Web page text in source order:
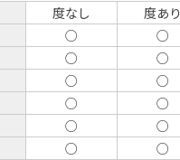
度なし
度あり
○
○
○
○
○
○
○
○
○
○
○
○